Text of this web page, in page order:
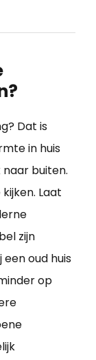
Dat is
in huis
buiten.
Laat
zijn
oud huis
op